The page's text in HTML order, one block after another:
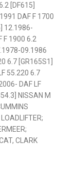
[DF615]
DAF F 1700
12.1986-
F 1900 6.2
09.1986
6.7 [GR165S1]
55.220 6.7
DAF LF
NISSAN M
CLARK